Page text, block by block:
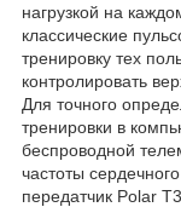
нагрузкой на
классические
тренировку тех
контролировать
Для точного
тренировки в
беспроводной
частоты
передатчик Polar